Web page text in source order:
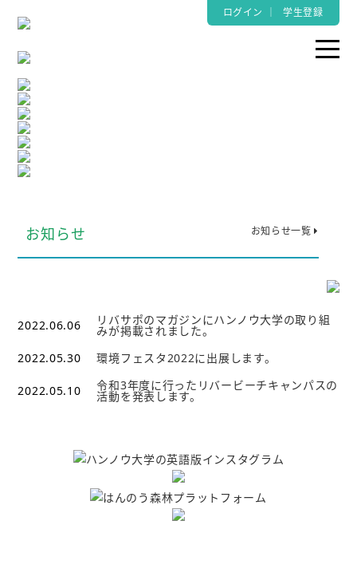
ログイン 学生登録
お知らせ お知らせ一覧
2022.06.06 リバサポのマガジンにハンノウ大学の取り組
みが掲載されました。
2022.05.30
環境フェスタ2022に出展します。
2022.05.10 令和3年度に行ったリバービーチキャンパスの
活動を発表します。